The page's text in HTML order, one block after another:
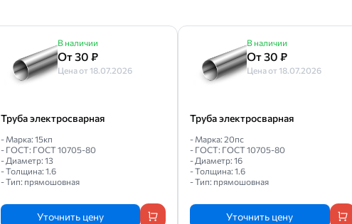
В наличии
От 30 ₽
Цена от 18.07.2026
Труба электросварная
- Марка: 15кп
- ГОСТ: ГОСТ 10705-80
- Диаметр: 13
- Толщина: 1.6
- Тип: прямошовная
Уточнить цену
В наличии
От 30 ₽
Цена от 18.07.2026
Труба электросварная
- Марка: 20пс
- ГОСТ: ГОСТ 10705-80
- Диаметр: 16
- Толщина: 1.6
- Тип: прямошовная
Уточнить цену